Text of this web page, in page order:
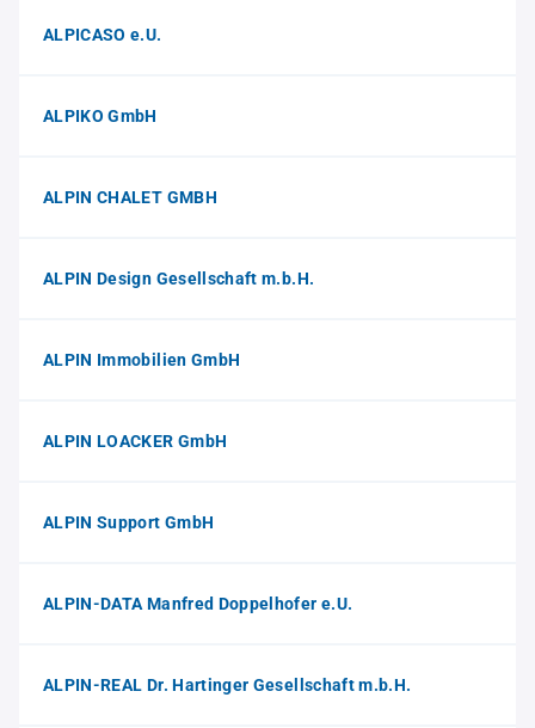
ALPICASO e.U.
ALPIKO GmbH
ALPIN CHALET GMBH
ALPIN Design Gesellschaft m.b.H.
ALPIN Immobilien GmbH
ALPIN LOACKER GmbH
ALPIN Support GmbH
ALPIN-DATA Manfred Doppelhofer e.U.
ALPIN-REAL Dr. Hartinger Gesellschaft m.b.H.